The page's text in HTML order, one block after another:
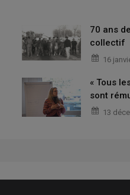
70 ans
collectif
16
« Tous
sont
13